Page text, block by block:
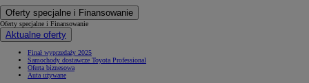
Oferty specjalne i Finansowanie
Oferty specjalne i Finansowanie
Aktualne oferty
Finał wyprzedaży 2025
Samochody dostawcze Toyota Professional
Oferta biznesowa
Auta używane